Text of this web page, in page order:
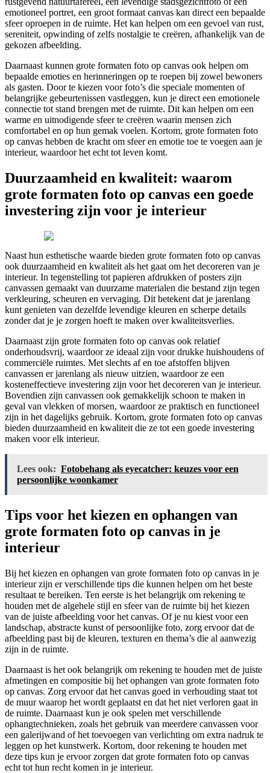
emotioneel portret, een groot formaat canvas kan direct een bepaalde
sfeer oproepen in de ruimte. Het kan helpen om een gevoel van rust,
sereniteit, opwinding of zelfs nostalgie te creëren, afhankelijk van de
gekozen afbeelding.
Daarnaast kunnen grote formaten foto op canvas ook helpen om
bepaalde emoties en herinneringen op te roepen bij zowel bewoners
als gasten. Door te kiezen voor foto’s die speciale momenten of
belangrijke gebeurtenissen vastleggen, kun je direct een emotionele
connectie tot stand brengen met de ruimte. Dit kan helpen om een
warme en uitnodigende sfeer te creëren waarin mensen zich
comfortabel en op hun gemak voelen. Kortom, grote formaten foto
op canvas hebben de kracht om sfeer en emotie toe te voegen aan je
interieur, waardoor het echt tot leven komt.
Duurzaamheid en kwaliteit: waarom
grote formaten foto op canvas een goede
investering zijn voor je interieur
Naast hun esthetische waarde bieden grote formaten foto op canvas
ook duurzaamheid en kwaliteit als het gaat om het decoreren van je
interieur. In tegenstelling tot papieren afdrukken of posters zijn
canvassen gemaakt van duurzame materialen die bestand zijn tegen
verkleuring, scheuren en vervaging. Dit betekent dat je jarenlang
kunt genieten van dezelfde levendige kleuren en scherpe details
zonder dat je je zorgen hoeft te maken over kwaliteitsverlies.
Daarnaast zijn grote formaten foto op canvas ook relatief
onderhoudsvrij, waardoor ze ideaal zijn voor drukke huishoudens of
commerciële ruimtes. Met slechts af en toe afstoffen blijven
canvassen er jarenlang als nieuw uitzien, waardoor ze een
kosteneffectieve investering zijn voor het decoreren van je interieur.
Bovendien zijn canvassen ook gemakkelijk schoon te maken in
geval van vlekken of morsen, waardoor ze praktisch en functioneel
zijn in het dagelijks gebruik. Kortom, grote formaten foto op canvas
bieden duurzaamheid en kwaliteit die ze tot een goede investering
maken voor elk interieur.
Lees ook: Fotobehang als eyecatcher: keuzes voor een
persoonlijke woonkamer
Tips voor het kiezen en ophangen van
grote formaten foto op canvas in je
interieur
Bij het kiezen en ophangen van grote formaten foto op canvas in je
interieur zijn er verschillende tips die kunnen helpen om het beste
resultaat te bereiken. Ten eerste is het belangrijk om rekening te
houden met de algehele stijl en sfeer van de ruimte bij het kiezen
van de juiste afbeelding voor het canvas. Of je nu kiest voor een
landschap, abstracte kunst of persoonlijke foto, zorg ervoor dat de
afbeelding past bij de kleuren, texturen en thema’s die al aanwezig
zijn in de ruimte.
Daarnaast is het ook belangrijk om rekening te houden met de juiste
afmetingen en compositie bij het ophangen van grote formaten foto
op canvas. Zorg ervoor dat het canvas goed in verhouding staat tot
de muur waarop het wordt geplaatst en dat het niet verloren gaat in
de ruimte. Daarnaast kun je ook spelen met verschillende
ophangtechnieken, zoals het gebruik van meerdere canvassen voor
een galerijwand of het toevoegen van verlichting om extra nadruk te
leggen op het kunstwerk. Kortom, door rekening te houden met
deze tips kun je ervoor zorgen dat grote formaten foto op canvas
echt tot hun recht komen in je interieur.